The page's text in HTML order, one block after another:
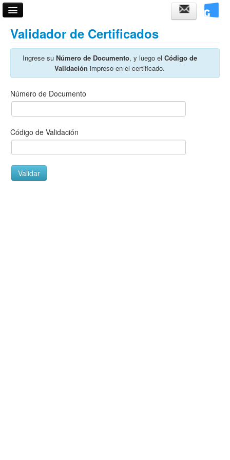
Acceso
Fechas de examen
Validador de certificados
Validador de Certificados
Ingrese su Número de Documento, y luego el Código de
Validación impreso en el certificado.
Número de Documento
Código de Validación